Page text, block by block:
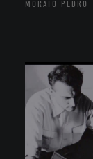
MORATO PEDRO